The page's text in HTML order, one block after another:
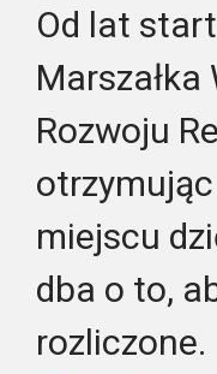
Od lat
Rozwoju
miejscu
dba o to,
rozliczone.